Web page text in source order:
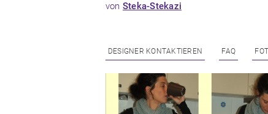
von Steka-Stekazi
DESIGNER KONTAKTIEREN FAQ